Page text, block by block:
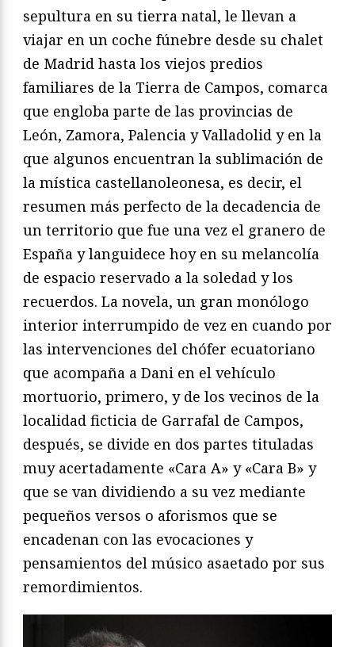
sepultura en su tierra natal, le llevan a
viajar en un coche fúnebre desde su chalet
de Madrid hasta los viejos predios
familiares de la Tierra de Campos, comarca
que engloba parte de las provincias de
León, Zamora, Palencia y Valladolid y en la
que algunos encuentran la sublimación de
la mística castellanoleonesa, es decir, el
resumen más perfecto de la decadencia de
un territorio que fue una vez el granero de
España y languidece hoy en su melancolía
de espacio reservado a la soledad y los
recuerdos. La novela, un gran monólogo
interior interrumpido de vez en cuando por
las intervenciones del chófer ecuatoriano
que acompaña a Dani en el vehículo
mortuorio, primero, y de los vecinos de la
localidad ficticia de Garrafal de Campos,
después, se divide en dos partes tituladas
muy acertadamente «Cara A» y «Cara B» y
que se van dividiendo a su vez mediante
pequeños versos o aforismos que se
encadenan con las evocaciones y
pensamientos del músico asaetado por sus
remordimientos.